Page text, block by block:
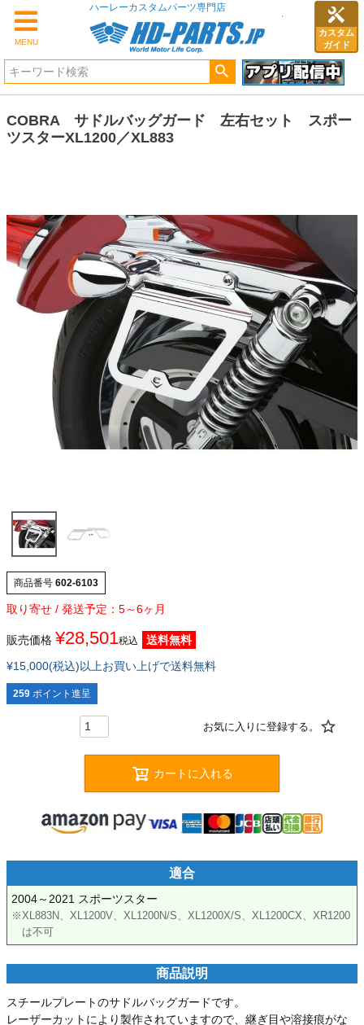
MENU
カスタム
ガイド
ハーレーカスタムパーツ専門店
COBRA サドルバッグガード 左右セット スポー
ツスターXL1200／XL883
商品番号 602-6103
5～6ヶ月
販売価格 ¥28,501税込
送料無料
¥15,000(税込)以上お買い上げで送料無料
259 ポイント進呈
カートに入れる
適合
※XL883N、XL1200V、XL1200N/S、XL1200X/S、XL1200CX、XR1200
は不可
商品説明
スチールプレートのサドルバッグガードです。
レーザーカットにより製作されていますので、継ぎ目や溶接痕がな